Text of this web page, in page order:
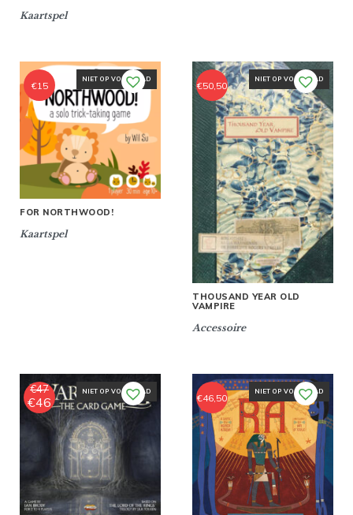
Kaartspel
NIET OP VOORRAAD
FOR NORTHWOOD!
Kaartspel
€15
NIET OP VOORRAAD
THOUSAND YEAR OLD
VAMPIRE
Accessoire
€50,50
NIET OP VOORRAAD
€47
Oorspronkelijke
prijs
was:
€46
Huidige
prijs
is:
NIET OP VOORRAAD
€46,50